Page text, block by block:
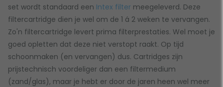
set wordt standaard een Intex filter meegeleverd. Deze
filtercartridge dien je wel om de 1 á 2 weken te vervangen.
Zo'n filtercartridge levert prima filterprestaties. Wel moet je
goed opletten dat deze niet verstopt raakt. Op tijd
schoonmaken (en vervangen) dus. Cartridges zijn
prijstechnisch voordeliger dan een filtermedium
(zand/glas), maar je hebt er door de jaren heen wel meer